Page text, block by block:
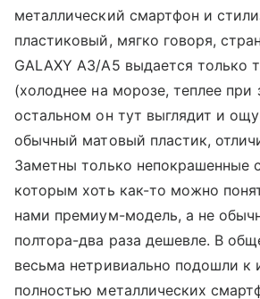
металлический смартфон и
пластиковый, мягко говоря,
GALAXY A3/A5 выдается только
(холоднее на морозе, теплее при
остальном он тут выглядит и
обычный матовый пластик,
Заметны только непокрашенные
которым хоть как-то можно
нами премиум-модель, а не
полтора-два раза дешевле. В
весьма нетривиально подошли к
полностью металлических